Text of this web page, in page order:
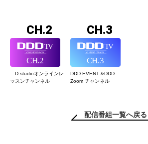
CH.2
D.studioオンラインレ
ッスンチャンネル
CH.3
DDD EVENT &DDD
Zoom チャンネル
配信番組一覧へ戻る